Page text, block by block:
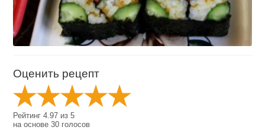
Оценить рецепт
Рейтинг4.97 из5
на основе30 голосов